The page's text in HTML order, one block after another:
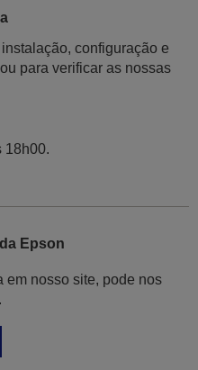
configuração e
para verificar as nossas
18h00.
Epson
em nosso site, pode nos